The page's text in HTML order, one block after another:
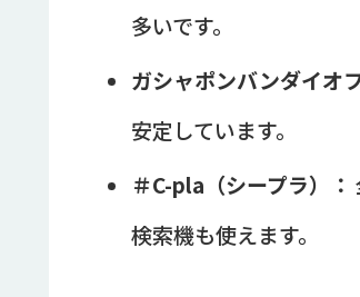
多いです。
ガシャポンバンダイオ
安定しています。
＃C-pla（シープラ）：
検索機も使えます。